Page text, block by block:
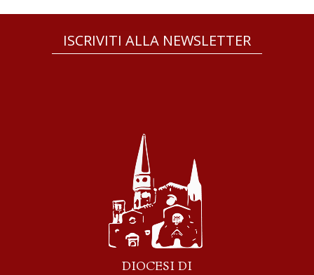
ISCRIVITI ALLA NEWSLETTER
DIOCESI DI